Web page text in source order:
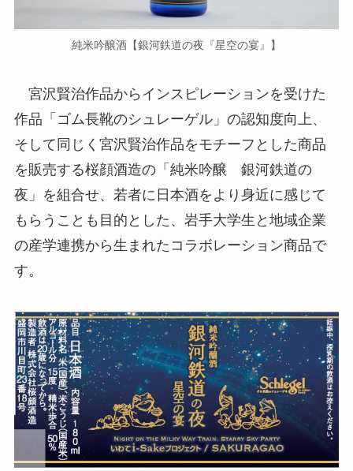
純米吟醸酒【銀河鉄道の夜『星空の宴』】
宮沢賢治作品からインスピレーションを受けた
作品「ゴム長靴のシュレーゲル」の認知度向上、
そして同じく宮沢賢治作品をモチーフとした商品
を販売する桜顔酒造の「純米吟醸 銀河鉄道の
夜」を組合せ、若者に日本酒をより身近に感じて
もらうことも目的とした、岩手大学生と地域企業
の産学連携から生まれたコラボレーション商品で
す。